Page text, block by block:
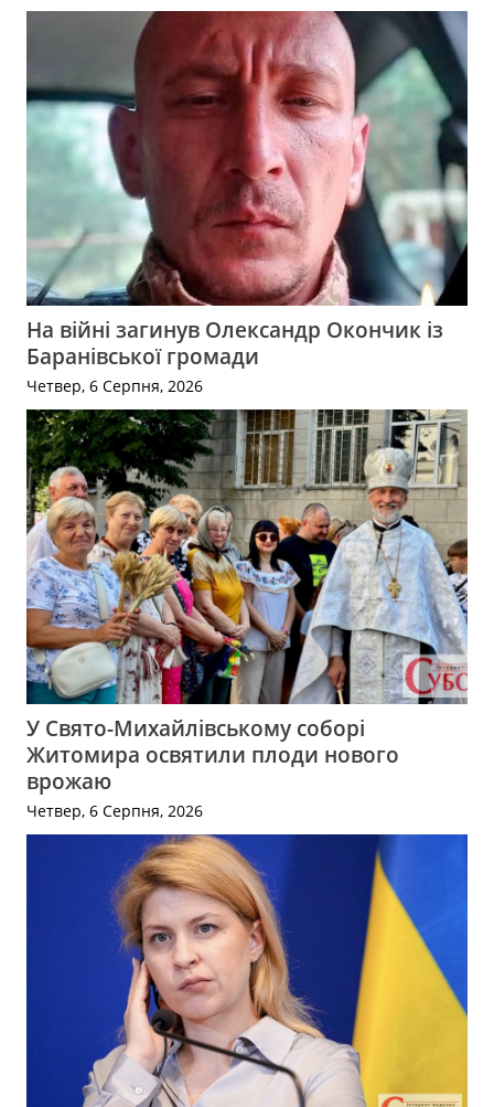
На війні загинув Олександр Окончик із
Баранівської громади
Четвер, 6 Серпня, 2026
У Свято-Михайлівському соборі
Житомира освятили плоди нового
врожаю
Четвер, 6 Серпня, 2026